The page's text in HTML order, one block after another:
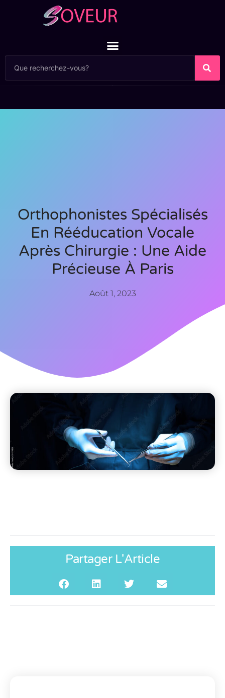
Orthophonistes Spécialisés
En Rééducation Vocale
Après Chirurgie : Une Aide
Précieuse À Paris
Août 1, 2023
Partager L'Article